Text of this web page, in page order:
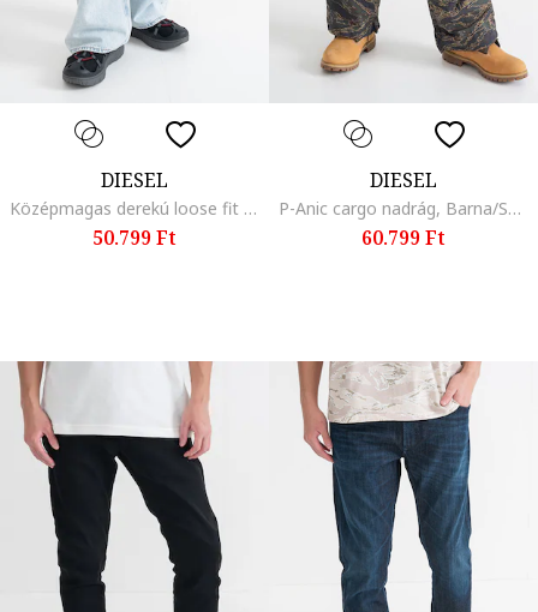
DIESEL
Középmagas derekú loose fit farmernadrág, Melange világoskék
50.799 Ft
DIESEL
P-Anic cargo nadrág, Barna/Sötét khaki
60.799 Ft